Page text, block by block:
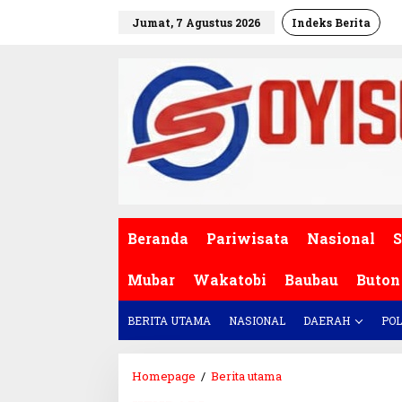
Jumat, 7 Agustus 2026 Indeks Berita
Beranda Pariwisata Nasional
Mubar Wakatobi Baubau Buton
BERITA UTAMA NASIONAL DAERAH
Homepage / Berita utama